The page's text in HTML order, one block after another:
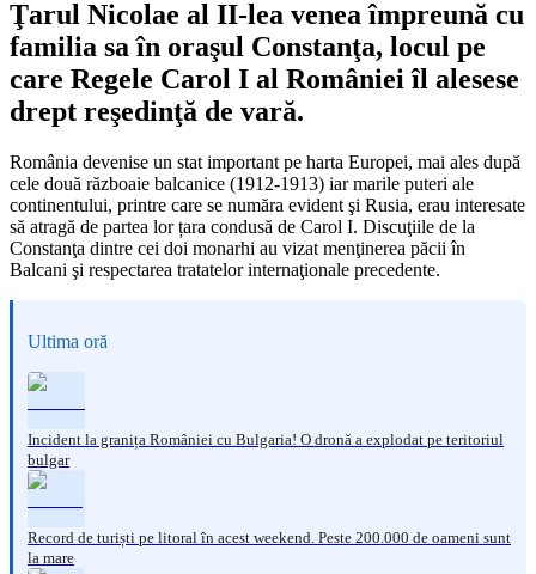
Ţarul Nicolae al II-lea venea împreună cu
familia sa în oraşul Constanţa, locul pe
care Regele Carol I al României îl alesese
drept reşedinţă de vară.
România devenise un stat important pe harta Europei, mai ales după
cele două războaie balcanice (1912-1913) iar marile puteri ale
continentului, printre care se număra evident şi Rusia, erau interesate
să atragă de partea lor țara condusă de Carol I. Discuţiile de la
Constanţa dintre cei doi monarhi au vizat menţinerea păcii în
Balcani şi respectarea tratatelor internaţionale precedente.
Ultima oră
Incident la granița României cu Bulgaria! O dronă a explodat pe teritoriul
bulgar
Record de turiști pe litoral în acest weekend. Peste 200.000 de oameni sunt
la mare